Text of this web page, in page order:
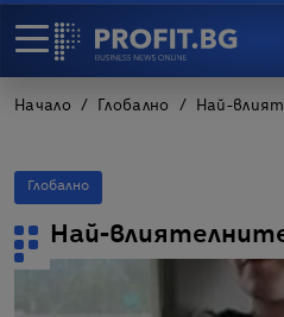
Начало Глобално Най-
Глобално
Най-